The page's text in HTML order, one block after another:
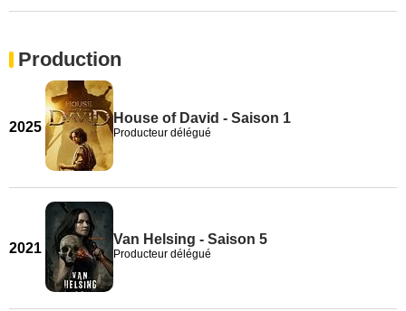
Production
2025
House of David - Saison 1
Producteur délégué
2021
Van Helsing - Saison 5
Producteur délégué